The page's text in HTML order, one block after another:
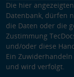
Die hier
Datenbank, dürfen
die Daten oder die
Zustimmung
und/oder diese
Ein
und wird verfolgt.